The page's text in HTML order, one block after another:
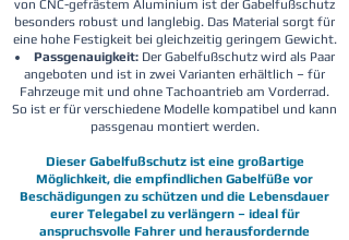
von CNC-gefrästem Aluminium ist der Gabelfußschutz
besonders robust und langlebig. Das Material sorgt für
eine hohe Festigkeit bei gleichzeitig geringem Gewicht.
Passgenauigkeit:Der Gabelfußschutz wird als Paar
angeboten und ist in zwei Varianten erhältlich – für
Fahrzeuge mit und ohne Tachoantrieb am Vorderrad.
So ist er für verschiedene Modelle kompatibel und kann
passgenau montiert werden.
Dieser Gabelfußschutz ist eine großartige
Möglichkeit, die empfindlichen Gabelfüße vor
Beschädigungen zu schützen und die Lebensdauer
eurer Telegabel zu verlängern – ideal für
anspruchsvolle Fahrer und herausfordernde